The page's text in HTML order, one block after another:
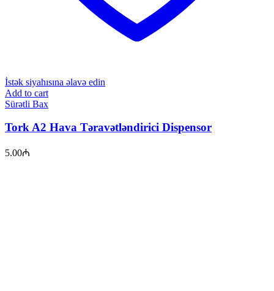
İstək siyahısına əlavə edin
Add to cart
Sürətli Bax
Tork A2 Hava Təravətləndirici Dispensor
5.00₼